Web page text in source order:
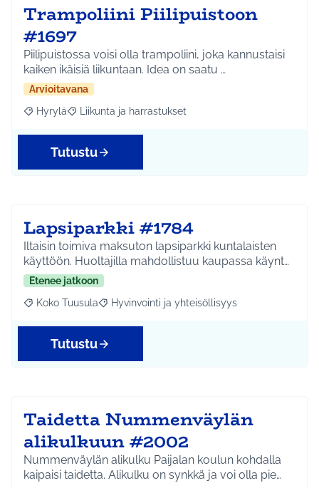
Trampoliini Piilipuistoon
#1697
Piilipuistossa voisi olla trampoliini, joka kannustaisi
kaiken ikäisiä liikuntaan. Idea on saatu …
Arvioitavana
Rajaa tulokset aihepiirin mukaan: Hyrylä
Hyrylä Rajaa tulokset teeman mukaan: Liikunta ja
Liikunta ja harrastukset
Tutustu
Lapsiparkki #1784
Iltaisin toimiva maksuton lapsiparkki kuntalaisten
käyttöön. Huoltajilla mahdollistuu kaupassa käynt…
Etenee jatkoon
Rajaa tulokset aihepiirin mukaan: Koko Tuusula
Koko Tuusula Rajaa tulokset teeman mukaan: Hyvinvointi ja
Hyvinvointi ja yhteisöllisyys
Tutustu
Taidetta Nummenväylän
alikulkuun #2002
Nummenväylän alikulku Paijalan koulun kohdalla
kaipaisi taidetta. Alikulku on synkkä ja voi olla pie…